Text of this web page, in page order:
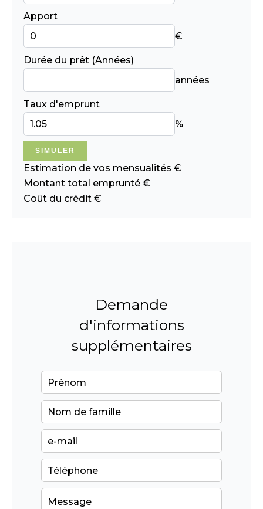
Apport
€
Durée du prêt (Années)
années
Taux d'emprunt
%
SIMULER
Estimation de vos mensualités €
Montant total emprunté €
Coût du crédit €
Demande
d'informations
supplémentaires